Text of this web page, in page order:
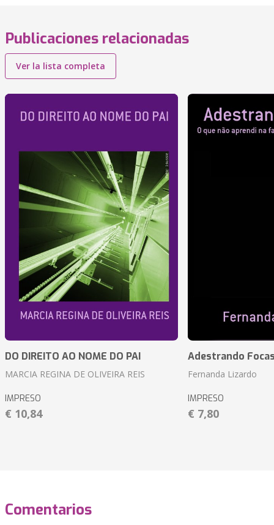
Publicaciones relacionadas
Ver la lista completa
DO DIREITO AO NOME DO PAI
MARCIA REGINA DE OLIVEIRA REIS
IMPRESO
€ 10,84
Adestrando
Fernanda Lizardo
IMPRESO
€ 7,80
Comentarios